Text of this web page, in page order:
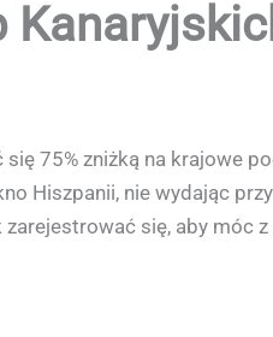
75% zniżką na krajowe
Hiszpanii, nie wydając
się, aby móc